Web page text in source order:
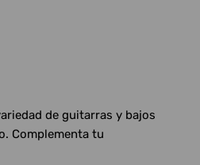
de guitarras y bajos
Complementa tu